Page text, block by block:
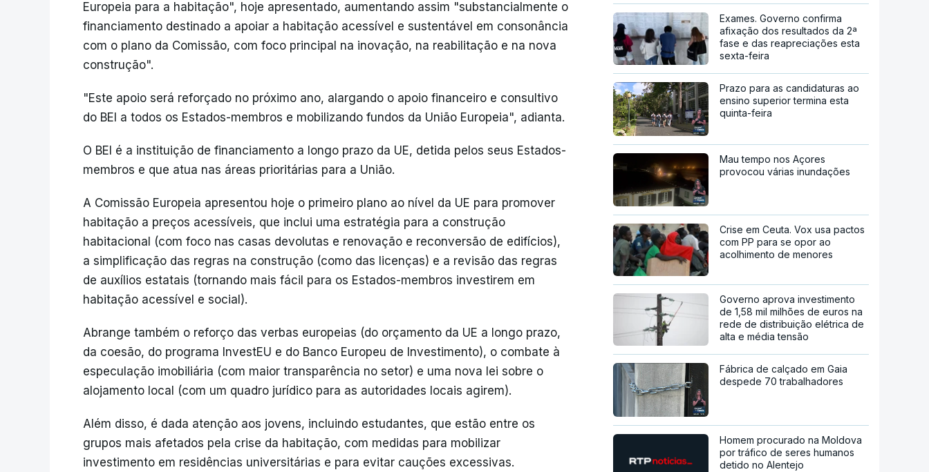
Europeia para a habitação", hoje apresentado, aumentando assim "substancialmente o
financiamento destinado a apoiar a habitação acessível e sustentável em consonância
com o plano da Comissão, com foco principal na inovação, na reabilitação e na nova
construção".
"Este apoio será reforçado no próximo ano, alargando o apoio financeiro e consultivo
do BEI a todos os Estados-membros e mobilizando fundos da União Europeia", adianta.
O BEI é a instituição de financiamento a longo prazo da UE, detida pelos seus Estados-
membros e que atua nas áreas prioritárias para a União.
A Comissão Europeia apresentou hoje o primeiro plano ao nível da UE para promover
habitação a preços acessíveis, que inclui uma estratégia para a construção
habitacional (com foco nas casas devolutas e renovação e reconversão de edifícios),
a simplificação das regras na construção (como das licenças) e a revisão das regras
de auxílios estatais (tornando mais fácil para os Estados-membros investirem em
habitação acessível e social).
Abrange também o reforço das verbas europeias (do orçamento da UE a longo prazo,
da coesão, do programa InvestEU e do Banco Europeu de Investimento), o combate à
especulação imobiliária (com maior transparência no setor) e uma nova lei sobre o
alojamento local (com um quadro jurídico para as autoridades locais agirem).
Além disso, é dada atenção aos jovens, incluindo estudantes, que estão entre os
grupos mais afetados pela crise da habitação, com medidas para mobilizar
investimento em residências universitárias e para evitar cauções excessivas.
Exames. Governo confirma
afixação dos resultados da 2ª
fase e das reapreciações esta
sexta-feira
Prazo para as candidaturas ao
ensino superior termina esta
quinta-feira
Mau tempo nos Açores
provocou várias inundações
Crise em Ceuta. Vox usa pactos
com PP para se opor ao
acolhimento de menores
Governo aprova investimento
de 1,58 mil milhões de euros na
rede de distribuição elétrica de
alta e média tensão
Fábrica de calçado em Gaia
despede 70 trabalhadores
Homem procurado na Moldova
por tráfico de seres humanos
detido no Alentejo